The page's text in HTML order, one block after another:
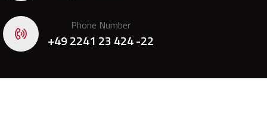
Phone Number
+49 2241 23 424 -22